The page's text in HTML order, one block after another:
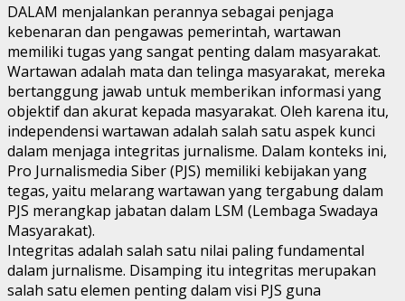
DALAM menjalankan perannya sebagai penjaga
kebenaran dan pengawas pemerintah, wartawan
memiliki tugas yang sangat penting dalam masyarakat.
Wartawan adalah mata dan telinga masyarakat, mereka
bertanggung jawab untuk memberikan informasi yang
objektif dan akurat kepada masyarakat. Oleh karena itu,
independensi wartawan adalah salah satu aspek kunci
dalam menjaga integritas jurnalisme. Dalam konteks ini,
Pro Jurnalismedia Siber (PJS) memiliki kebijakan yang
tegas, yaitu melarang wartawan yang tergabung dalam
PJS merangkap jabatan dalam LSM (Lembaga Swadaya
Masyarakat).
Integritas adalah salah satu nilai paling fundamental
dalam jurnalisme. Disamping itu integritas merupakan
salah satu elemen penting dalam visi PJS guna